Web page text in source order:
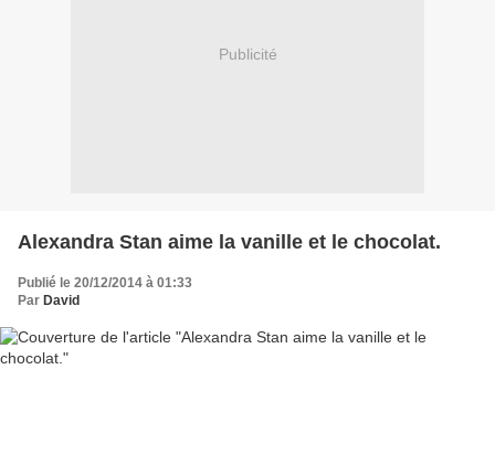
Publicité
Alexandra Stan aime la vanille et le chocolat.
Publié le 20/12/2014 à 01:33
Par David